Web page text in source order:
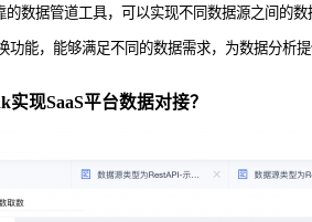
的数据管道工具，可以实现不同数据源之间的
功能，能够满足不同的数据需求，为数据分析提
现SaaS平台数据对接？